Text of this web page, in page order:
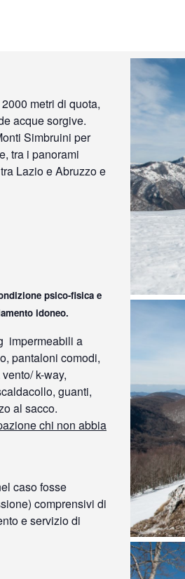
metri di quota,
acque sorgive.
Simbruini per
tra i panorami
Lazio e Abruzzo e
psico-fisica e
idoneo.
impermeabili a
pantaloni comodi,
k-way,
guanti,
al sacco.
chi non abbia
caso fosse
comprensivi di
e servizio di